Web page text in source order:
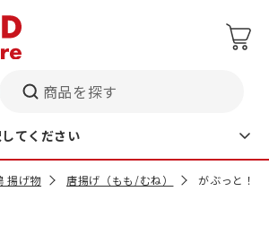
商品を探す
てください
揚げ物 唐揚げ（もも/むね） がぶっと！